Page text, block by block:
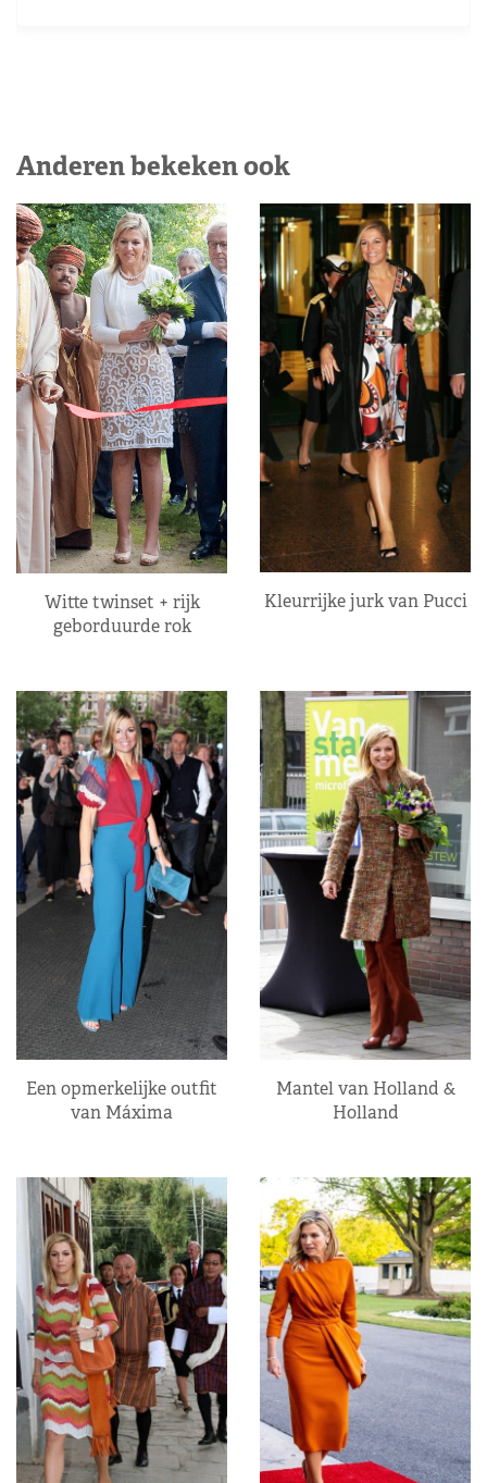
Anderen bekeken ook
Witte twinset + rijk
geborduurde rok
Kleurrijke jurk van Pucci
Een opmerkelijke outfit
van Máxima
Mantel van Holland &
Holland